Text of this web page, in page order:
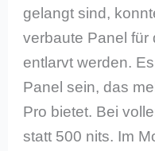
gelangt sind,
verbaute Panel für
entlarvt werden.
Panel sein, das
Pro bietet. Bei
statt 500 nits. Im